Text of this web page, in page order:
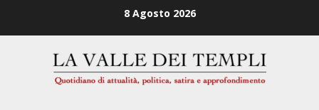
8 Agosto 2026